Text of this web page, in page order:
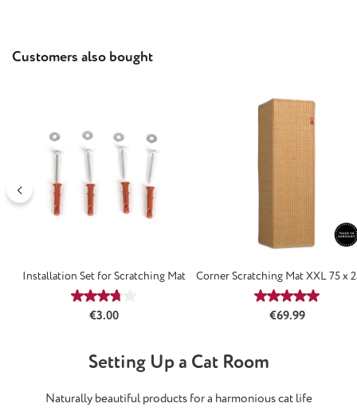
Skip product gallery
Customers also bought
Installation Set for Scratching Mat
Average rating of 3.75 out of 5 stars
Regular price:
€3.00
Corner Scratching Mat XXL 75 x
Average
Regular price:
€69.99
Setting Up a Cat Room
Naturally beautiful products for a harmonious cat life